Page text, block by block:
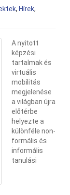
, Hírek,
A nyitott
képzési
tartalmak és
virtuális
mobilitás
megjelenése
a világban újra
előtérbe
helyezte a
különféle non-
formális és
informális
tanulási